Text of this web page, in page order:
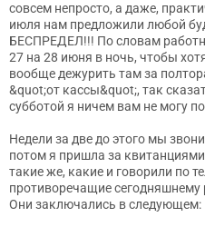
совсем непросто, а даже,
июля нам предложили любой
БЕСПРЕДЕЛ!!! По словам
27 на 28 июня в ночь, чтобы
вообще дежурить там за
&quot;от кассы&quot;, так
субботой я ничем вам не могу
Недели за две до этого мы
потом я пришла за
такие же, какие и говорили по
противоречащие
Они заключались в следующем: